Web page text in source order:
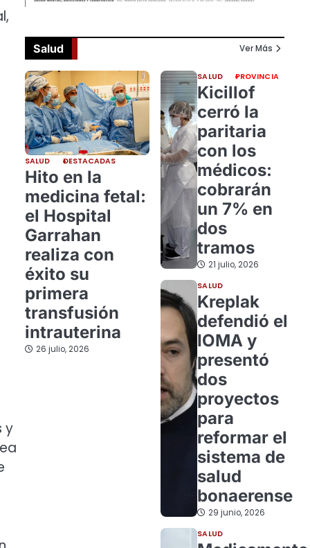
y
Salud Ver Más
SALUD DESTACADAS
Hito en la
medicina fetal:
el Hospital
Garrahan
realiza con
éxito su
primera
transfusión
intrauterina
26 julio, 2026
SALUD PROVINCIA
Kicillof
cerró la
paritaria
con los
médicos:
cobrarán
un 7% en
dos
tramos
21 julio, 2026
SALUD
Kreplak
defendió el
IOMA y
presentó
dos
proyectos
para
reformar el
sistema de
salud
bonaerense
29 junio, 2026
SALUD